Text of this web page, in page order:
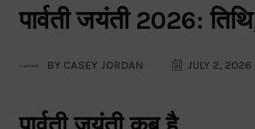
पार्वती जयंती 2026:
BY CASEY JORDAN JULY 2, 2026